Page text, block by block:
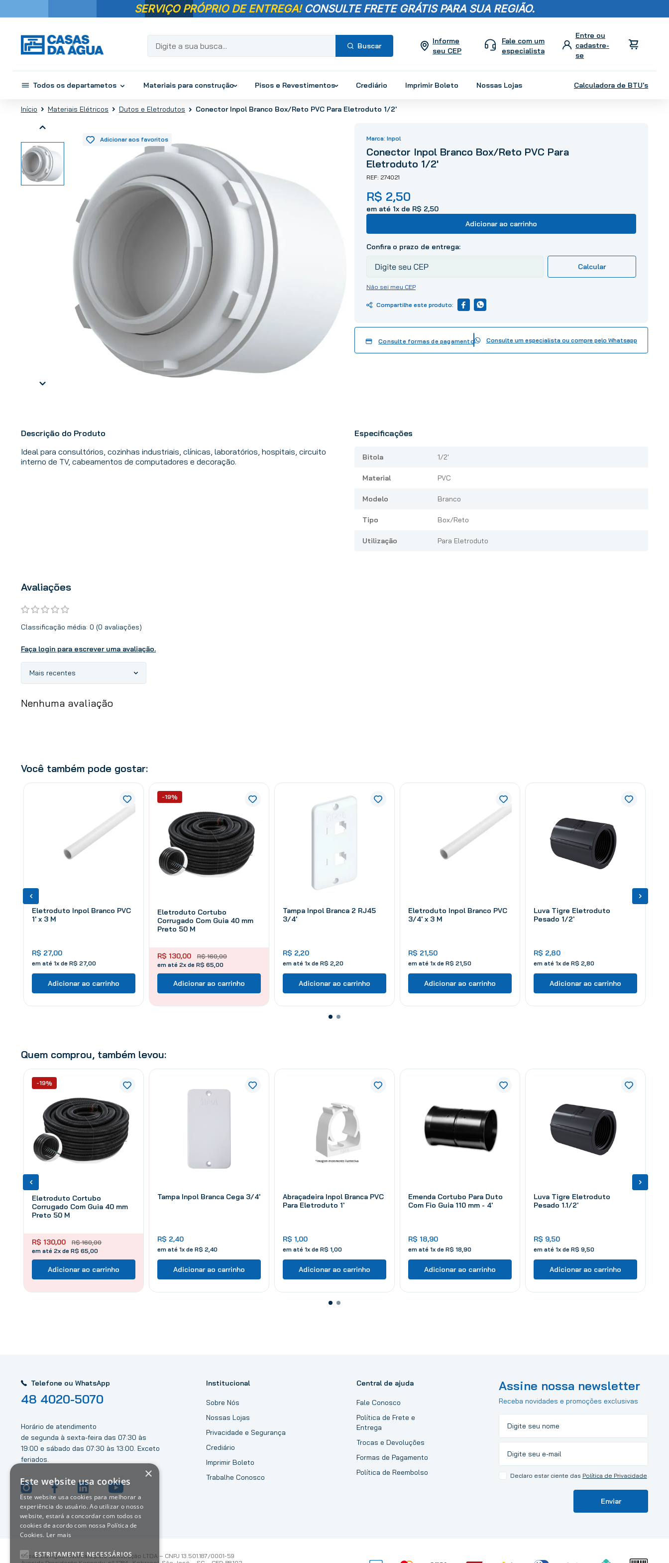
SERVIÇO PRÓPRIO DE ENTREGA! CONSULTE FRETE GRÁTIS PARA SUA REGIÃO.
Digite a sua busca...
Informe
seu CEP
Fale com um
especialista
Todos os departametos Materiais para construção Pisos e Revestimentos Crediário Imprimir Boleto Nossas Lojas Calculadora de BTU's
Materiais Elétricos Dutos e Eletrodutos Conector Inpol Branco Box/Reto PVC Para Eletroduto 1/2'
Inpol
Conector Inpol Branco Box/Reto PVC Para
Eletroduto 1/2'
274021
R$ 2,50
em até 1x de R$ 2,50
Adicionar ao carrinho
Não sei meu CEP
Consulte formas de pagamento Consulte um especialista ou compre pelo Whatsapp
Descrição do Produto
Ideal para consultórios, cozinhas industriais, clínicas, laboratórios, hospitais, circuito
interno de TV, cabeamentos de computadores e decoração.
Especificações
Bitola 1/2'
Material PVC
Modelo Branco
Tipo Box/Reto
Utilização Para Eletroduto
Avaliações
Classificação média: 0 (0 avaliações)
Faça login para escrever uma avaliação.
Mais recentes
Nenhuma avaliação
Você também pode gostar:
Eletroduto Inpol Branco PVC
1' x 3 M
R$ 27,00
em até 1x de R$ 27 00
Adicionar ao carrinho
Eletroduto Cortubo
Corrugado Com Guia 40 mm
Preto 50 M
R$ 160,00
R$ 130,00
em até 2x de R$ 65,00
-19%
Adicionar ao carrinho
Tampa Inpol Branca 2 RJ45
3/4'
R$ 2,20
em até 1x de R$ 2 20
Adicionar ao carrinho
Eletroduto Inpol Branco PVC
3/4' x 3 M
R$ 21,50
em até 1x de R$ 21 50
Adicionar ao carrinho
Luva Tigre Eletroduto
Pesado 1/2'
R$ 2,80
em até 1x de R$ 2 80
Adicionar ao carrinho
Quem comprou, também levou:
Eletroduto Cortubo
Corrugado Com Guia 40 mm
Preto 50 M
R$ 160,00
R$ 130,00
em até 2x de R$ 65,00
-19%
Adicionar ao carrinho
Tampa Inpol Branca Cega 3/4'
R$ 2,40
em até 1x de R$ 2 40
Adicionar ao carrinho
Abraçadeira Inpol Branca PVC
Para Eletroduto 1'
R$ 1,00
em até 1x de R$ 1 00
Adicionar ao carrinho
Emenda Cortubo Para Duto
Com Fio Guia 110 mm - 4'
R$ 18,90
em até 1x de R$ 18 90
Adicionar ao carrinho
Luva Tigre Eletroduto
Pesado 1.1/2'
R$ 9,50
em até 1x de R$ 9 50
Adicionar ao carrinho
Telefone ou WhatsApp
48 4020-5070
Horário de atendimento
de segunda à sexta-feira das 07:30 às
19:00 e sábado das 07:30 às 13:00. Exceto
feriados.
Institucional
Sobre Nós
Nossas Lojas
Privacidade e Segurança
Crediário
Imprimir Boleto
Trabalhe Conosco
Central de ajuda
Fale Conosco
Política de Frete e
Entrega
Trocas e Devoluções
Formas de Pagamento
Política de Reembolso
Assine nossa newsletter
Receba novidades e promoções exclusivas
Declaro estar ciente das Política de Privacidade
Enviar
Casas Da Água Materiais para Construção LTDA – CNPJ 13.501.187/0001-59
×
Este website usa cookies
Este website usa cookies para melhorar a
experiência do usuário. Ao utilizar o nosso
website, estará a concordar com todos os
cookies de acordo com nossa Política de
Cookies. Ler mais
ESTRITAMENTE NECESSÁRIOS
Termos mais
2º
porcelanato
revestimento
vaso sanitário